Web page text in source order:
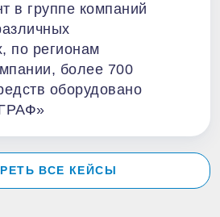
в группе компаний
по регионам
более 700
оборудовано
ВСЕ КЕЙСЫ